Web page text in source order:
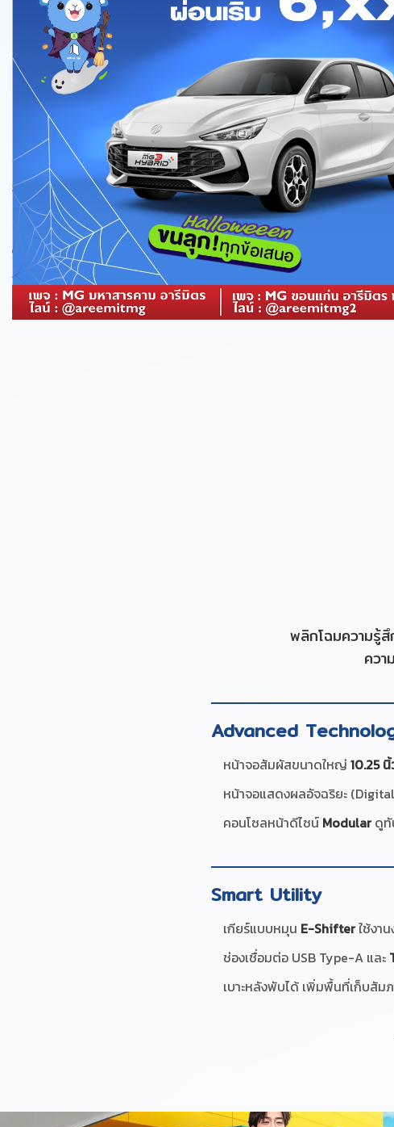
พลิกโฉมความรู้สึ
คว
Advanced
หน้าจอสัมผัสขนาดใหญ่ 10.25 นิ้
หน้าจอแสดงผลอัจฉริยะ
คอนโซลหน้าดีไซน์ Modularดูทั
Smart Utility
เกียร์แบบหมุน E-Shifterใช้งาน
ช่องเชื่อมต่อ USB Type-A และ
เบาะหลังพับได้ เพิ่มพื้นที่เก็บสัมภ